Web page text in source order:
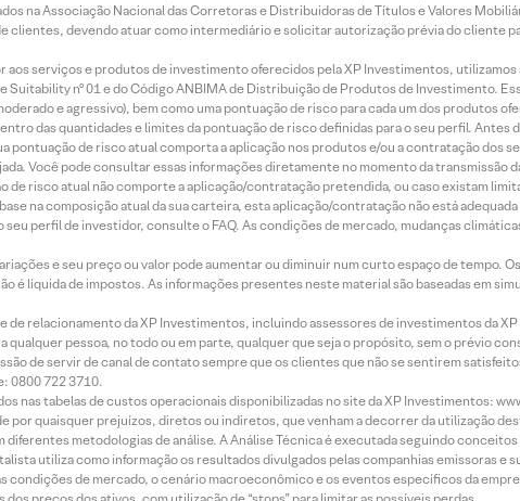
na Associação Nacional das Corretoras e Distribuidoras de Títulos e Valores
devendo atuar como intermediário e solicitar autorização prévia do cliente
aos serviços e produtos de investimento oferecidos pela XP Investimentos,
nº 01 e do Código ANBIMA de Distribuição de Produtos de Investimento.
e agressivo), bem como uma pontuação de risco para cada um dos produtos
das quantidades e limites da pontuação de risco definidas para o seu perfil.
de risco atual comporta a aplicação nos produtos e/ou a contratação dos
Você pode consultar essas informações diretamente no momento da transmissão
de risco atual não comporte a aplicação/contratação pretendida, ou caso existam
na composição atual da sua carteira, esta aplicação/contratação não está
perfil de investidor, consulte o FAQ. As condições de mercado, mudanças
e seu preço ou valor pode aumentar ou diminuir num curto espaço de tempo.
é líquida de impostos. As informações presentes neste material são baseadas em
relacionamento da XP Investimentos, incluindo assessores de investimentos da
qualquer pessoa, no todo ou em parte, qualquer que seja o propósito, sem o prévio
de servir de canal de contato sempre que os clientes que não se sentirem
0800 722 3710.
nas tabelas de custos operacionais disponibilizadas no site da XP Investimentos:
por quaisquer prejuízos, diretos ou indiretos, que venham a decorrer da utilização
diferentes metodologias de análise. A Análise Técnica é executada seguindo
utiliza como informação os resultados divulgados pelas companhias emissoras e
condições de mercado, o cenário macroeconômico e os eventos específicos da